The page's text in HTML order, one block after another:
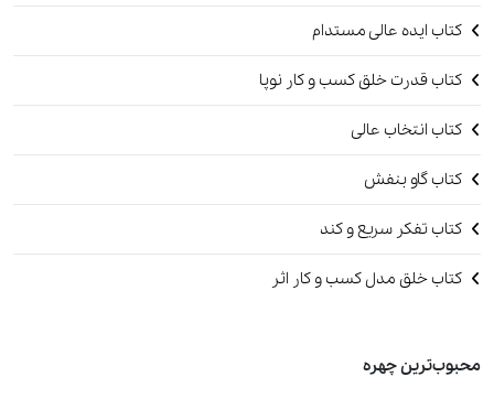
کتاب ایده عالی مستدام
کتاب قدرت خلق کسب و کار نوپا
کتاب انتخاب عالی
کتاب گاو بنفش
کتاب تفکر سریع و کند
کتاب خلق مدل کسب و کار اثر
محبوب‌ترین چهره